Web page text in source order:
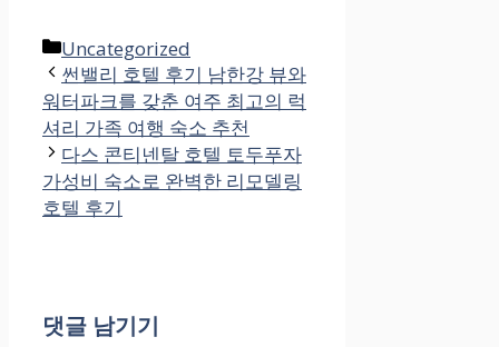
카
테
고
리
Uncategorized
썬밸리 호텔 후기 남한강 뷰와
워터파크를 갖춘 여주 최고의 럭
셔리 가족 여행 숙소 추천
다스 콘티넨탈 호텔 토두푸자
가성비 숙소로 완벽한 리모델링
호텔 후기
댓글 남기기